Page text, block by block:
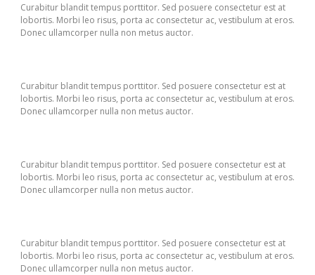
Curabitur blandit tempus porttitor. Sed posuere consectetur est at
lobortis. Morbi leo risus, porta ac consectetur ac, vestibulum at eros.
Donec ullamcorper nulla non metus auctor.
Curabitur blandit tempus porttitor. Sed posuere consectetur est at
lobortis. Morbi leo risus, porta ac consectetur ac, vestibulum at eros.
Donec ullamcorper nulla non metus auctor.
Curabitur blandit tempus porttitor. Sed posuere consectetur est at
lobortis. Morbi leo risus, porta ac consectetur ac, vestibulum at eros.
Donec ullamcorper nulla non metus auctor.
Curabitur blandit tempus porttitor. Sed posuere consectetur est at
lobortis. Morbi leo risus, porta ac consectetur ac, vestibulum at eros.
Donec ullamcorper nulla non metus auctor.